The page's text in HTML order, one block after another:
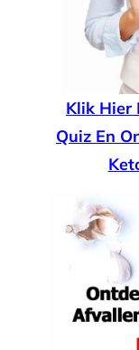
Klik Hier
Quiz En